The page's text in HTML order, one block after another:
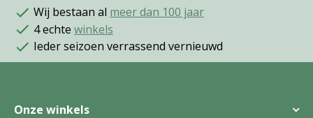
Wij bestaan al meer dan 100 jaar
4 echte winkels
Ieder seizoen verrassend vernieuwd
Onze winkels